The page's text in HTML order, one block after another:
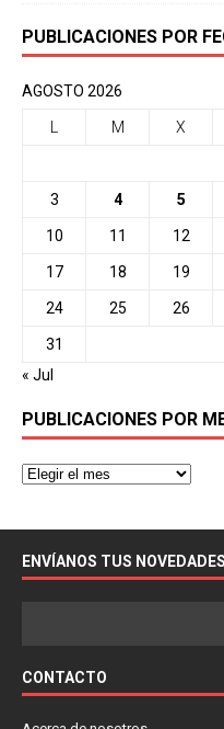
PUBLICACIONES POR
AGOSTO 2026
M X
3 4 5
10 11 12
17 18 19
24 25 26
31
« Jul
PUBLICACIONES POR
ENVÍANOS TUS NOVEDADES
CONTACTO